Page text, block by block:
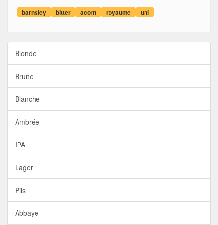
barnsley bitter acorn royaume uni
Blonde
Brune
Blanche
Ambrée
IPA
Lager
Pils
Abbaye